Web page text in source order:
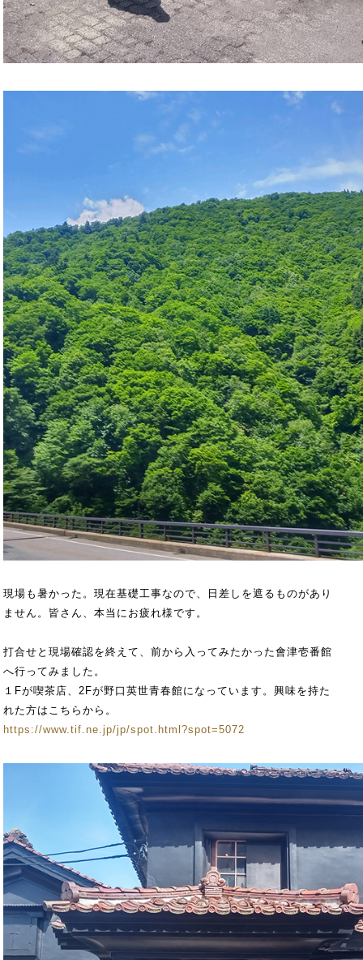
現場も暑かった。現在基礎工事なので、日差しを遮るものがあり
ません。皆さん、本当にお疲れ様です。
打合せと現場確認を終えて、前から入ってみたかった會津壱番館
へ行ってみました。
１Fが喫茶店、2Fが野口英世青春館になっています。興味を持た
れた方はこちらから。
https://www.tif.ne.jp/jp/spot.html?spot=5072